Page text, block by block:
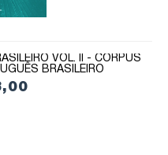
VOL. II - CORPUS
BRASILEIRO